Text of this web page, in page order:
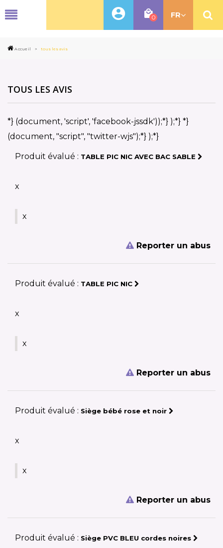
0 FR
Accueil > tous les avis
TOUS LES AVIS
*} (document, 'script', 'facebook-jssdk'));*} );*} *}
(document, "script", "twitter-wjs");*} );*}
Produit évalué : TABLE PIC NIC AVEC BAC SABLE
x
x
Reporter un abus
Produit évalué : TABLE PIC NIC
x
x
Reporter un abus
Produit évalué : Siège bébé rose et noir
x
x
Reporter un abus
Produit évalué : Siège PVC BLEU cordes noires